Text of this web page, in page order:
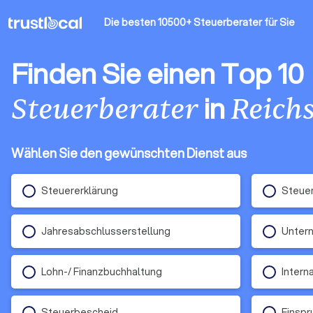
Die besten 10500+ Steuerberater für Sie
Finden Sie einen Top 10
Steuerberaterin
Wählen Sie den gewünschten Dienst aus
Steuererklärung
Jahresabschlusserstellung
Lohn-/ Finanzbuchhaltung